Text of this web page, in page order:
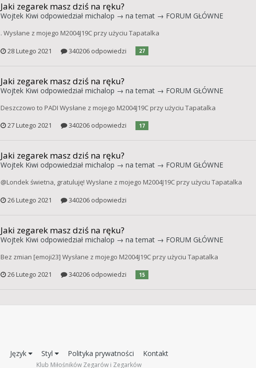
Jaki zegarek masz dziś na ręku?
Wojtek Kiwi odpowiedział michalop → na temat → FORUM GŁÓWNE
. Wysłane z mojego M2004J19C przy użyciu Tapatalka
28 Lutego 2021
340206 odpowiedzi 27
Jaki zegarek masz dziś na ręku?
Wojtek Kiwi odpowiedział michalop → na temat → FORUM GŁÓWNE
Deszczowo to PADI Wysłane z mojego M2004J19C przy użyciu Tapatalka
27 Lutego 2021
340206 odpowiedzi 17
Jaki zegarek masz dziś na ręku?
Wojtek Kiwi odpowiedział michalop → na temat → FORUM GŁÓWNE
@Londek świetna, gratuluję! Wysłane z mojego M2004J19C przy użyciu Tapatalka
26 Lutego 2021
340206 odpowiedzi
Jaki zegarek masz dziś na ręku?
Wojtek Kiwi odpowiedział michalop → na temat → FORUM GŁÓWNE
Bez zmian [emoji23] Wysłane z mojego M2004J19C przy użyciu Tapatalka
26 Lutego 2021
340206 odpowiedzi 15
Język Styl Polityka prywatności Kontakt
Klub Miłośników Zegarów i Zegarków